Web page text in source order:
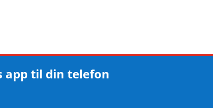
app til din telefon